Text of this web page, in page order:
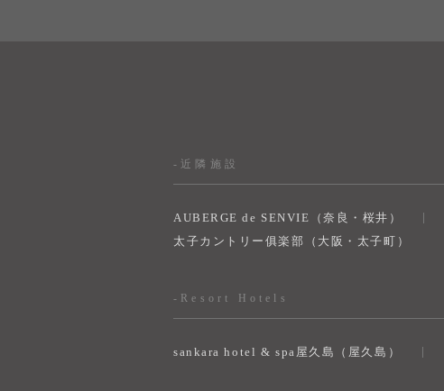
-近隣施設
AUBERGE de SENVIE（奈良・桜井）
太子カントリー俱楽部（大阪・太子町）
-Resort Hotels
sankara hotel & spa屋久島（屋久島）